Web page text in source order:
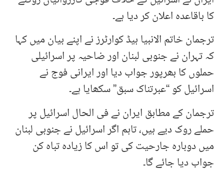
کا باقاعدہ اعلان کر دیا ہے۔
ترجمان خاتم الانبیا ہیڈ کوارٹرز نے اپنے بیان میں کہا
کہ تہران نے جنوبی لبنان اور ضاحیہ پر اسرائیلی
حملوں کا بھرپور جواب دیا اور ایرانی فوج نے
اسرائیل کو “عبرتناک سبق” سکھایا ہے۔
ترجمان کے مطابق ایران نے فی الحال اسرائیل پر
حملے روک دیے ہیں، تاہم اگر اسرائیل نے جنوبی لبنان
میں دوبارہ جارحیت کی تو اس کا زیادہ تباہ کن
جواب دیا جائے گا۔